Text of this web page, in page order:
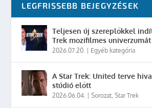
LEGFRISSEBB BEJEGYZÉSEK
Teljesen új szereplőkkel
Trek mozifilmes univerzumát
2026.07.20. Egyéb kategória
A Star Trek: United terve
stúdió előtt
2026.06.04. |Sorozat,Star Trek